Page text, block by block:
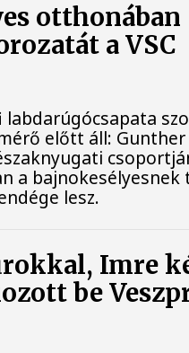
otthonában
a VSC
labdarúgócsapata
előtt áll:
a
lesz.
Imre
be